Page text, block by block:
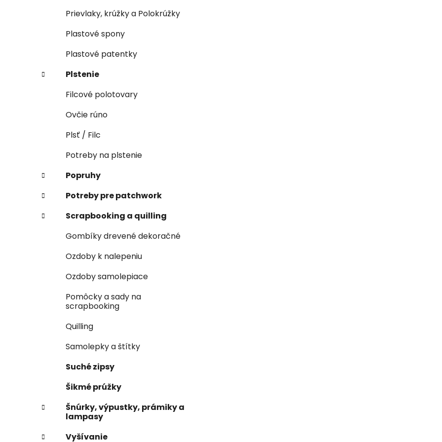
Prievlaky, krúžky a Polokrúžky
Plastové spony
Plastové patentky
Plstenie
Filcové polotovary
Ovčie rúno
Plsť / Filc
Potreby na plstenie
Popruhy
Potreby pre patchwork
Scrapbooking a quilling
Gombíky drevené dekoračné
Ozdoby k nalepeniu
Ozdoby samolepiace
Pomôcky a sady na
scrapbooking
Quilling
Samolepky a štítky
Suché zipsy
Šikmé prúžky
Šnúrky, výpustky, prámiky a
lampasy
Vyšívanie